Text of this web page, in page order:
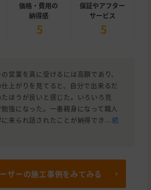
価格・費用の
納得感
5
保証やアフター
サービス
5
営業を真に受けるには高額であり、
上がりを見てると、自分で出来るだ
ほうが良いと感じた。いろいろ見
強になった。一番親身になって職人
来られ話されたことが納得でき...続
ザーの施工事例をみてみる